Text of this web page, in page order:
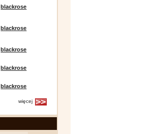
blackrose
blackrose
blackrose
blackrose
blackrose
więcej